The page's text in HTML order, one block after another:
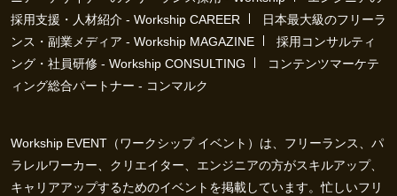
採用支援・人材紹介 - Workship CAREER
日本最大級のフリーラ
ンス・副業メディア - Workship MAGAZINE
採用コンサルティ
ング・社員研修 - Workship CONSULTING
コンテンツマーケテ
ィング総合パートナー - コンマルク
Workship EVENT（ワークシップ イベント）は、フリーランス、パ
ラレルワーカー、クリエイター、エンジニアの方がスキルアップ、
キャリアアップするためのイベントを掲載しています。忙しいフリ